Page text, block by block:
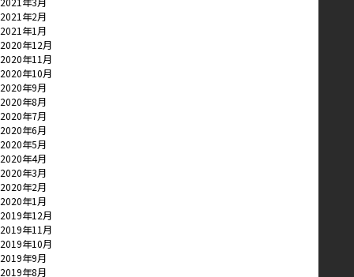
2021年2月
2021年1月
2020年12月
2020年11月
2020年10月
2020年9月
2020年8月
2020年7月
2020年6月
2020年5月
2020年4月
2020年3月
2020年2月
2020年1月
2019年12月
2019年11月
2019年10月
2019年9月
2019年8月